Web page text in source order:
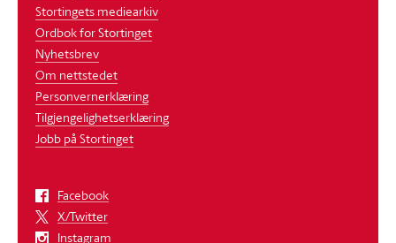
Stortingets mediearkiv
Ordbok for Stortinget
Nyhetsbrev
Om nettstedet
Personvernerklæring
Tilgjengelighetserklæring
Jobb på Stortinget
Facebook
X/Twitter
Instagram